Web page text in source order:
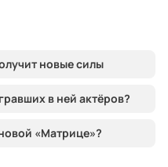
новые силы
в ней актёров?
«Матрице»?